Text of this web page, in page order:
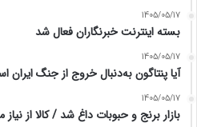
1405/05/17
بسته اینترنت خبرنگاران فعال شد
1405/05/17
آیا پنتاگون به‌دنبال خروج از جنگ ایران
1405/05/17
بازار برنج و حبوبات داغ شد / کالا از